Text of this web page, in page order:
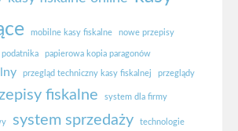
mobilne kasy fiskalne nowe przepisy
papierowa kopia paragonów
przegląd techniczny kasy fiskalnej przeglądy
fiskalne system dla firmy
system sprzedaży technologie